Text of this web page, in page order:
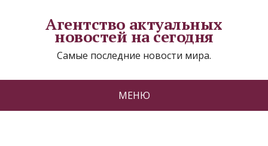
Агентство актуальных
новостей на сегодня
Самые последние новости мира.
МЕНЮ